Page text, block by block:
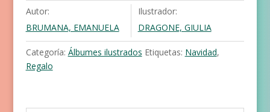
de
adviento
en
historias
cantidad
Autor:
BRUMANA, EMANUELA
Ilustrador:
DRAGONE, GIULIA
Categoría: Álbumes ilustrados Etiquetas: Navidad,
Regalo